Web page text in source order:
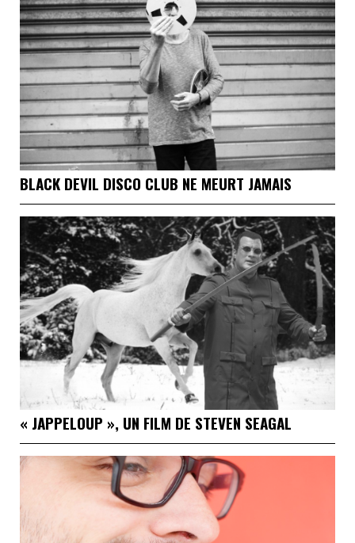
BLACK DEVIL DISCO CLUB NE MEURT JAMAIS
« JAPPELOUP », UN FILM DE STEVEN SEAGAL